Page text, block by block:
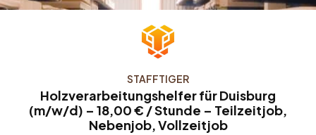
STAFFTIGER
Holzverarbeitungshelfer für Duisburg
(m/w/d) – 18,00 € / Stunde – Teilzeitjob,
Nebenjob, Vollzeitjob